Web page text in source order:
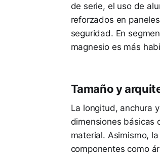
de serie, el uso de
reforzados en
seguridad. En
magnesio es más
Tamaño y
La longitud, anchura
dimensiones básicas
material. Asimismo,
componentes como